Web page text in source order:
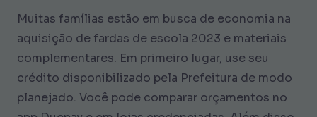
Muitas famílias estão em busca de economia na
aquisição de fardas de escola 2023 e materiais
complementares. Em primeiro lugar, use seu
crédito disponibilizado pela Prefeitura de modo
planejado. Você pode comparar orçamentos no